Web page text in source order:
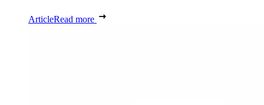
ArticleRead more